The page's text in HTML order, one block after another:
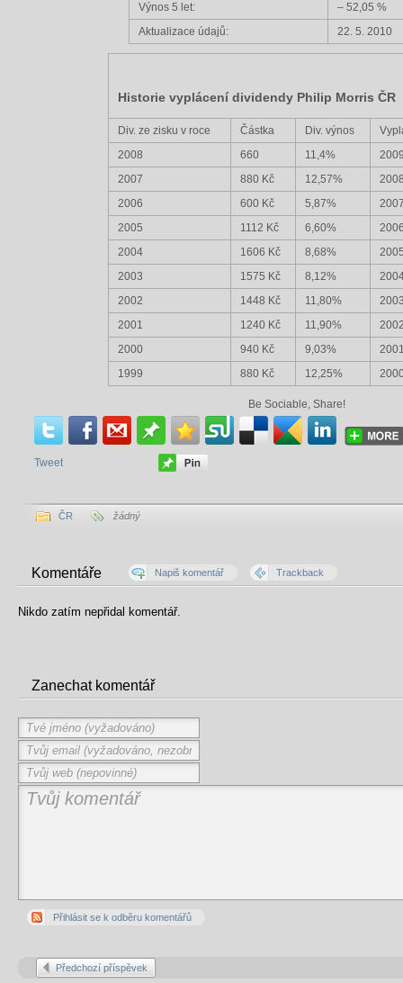
Výnos 5 let:
– 52,05 %
Aktualizace údajů:
22. 5. 2010
Historie vyplácení dividendy Philip Morris ČR
Div. ze zisku v roce Částka Div. výnos
2008
660 11,4%
2007
880 Kč 12,57%
2006
600 Kč 5,87%
2005
1112 Kč 6,60%
2004
1606 Kč 8,68%
2003
1575 Kč 8,12%
2002
1448 Kč 11,80%
2001
1240 Kč 11,90%
2000
940 Kč 9,03%
1999
880 Kč 12,25%
Be Sociable, Share!
Tweet
ČR žádný
Komentáře Napiš komentář Trackback
Nikdo zatím nepřidal komentář.
Zanechat komentář
Přihlásit se k odběru komentářů
Předchozí příspěvek